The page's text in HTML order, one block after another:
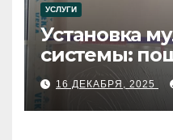
УСЛУГИ
Установка
системы:
руководство
16 ДЕКАБРЯ, 2025